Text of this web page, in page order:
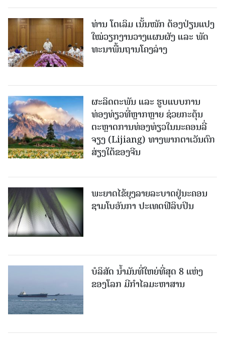
ທ່ານ ໂຕ​ເລິມ ເນັ້ນໜັກ ຕ້ອງ​ປ່ຽນ​ແປງ​
ໃໝ່​ວຽກ​ງານ​ວາງ​ແຜນ​ຜັງ ແລະ ​ພັດ​
ທະ​ນາ​ພື້ນ​ຖານ​ໂຄງ​ລ່າງ
ຜະລິດຕະພັນ ແລະ ຮູບແບບການ
ທ່ອງທ່ຽວທີ່ຫຼາກຫຼາຍ ຊ່ວຍກະຕຸ້ນ
ຕະຫຼາດການທ່ອງທ່ຽວໃນນະຄອນລີ່
ຈຽງ (Lijiang) ທາງພາກຕາເວັນຕົກ
ສ່ຽງໃຕ້ຂອງຈີນ
ພະຍາດໄຂ້ຍຸງລາຍລະບາດຢູ່ນະຄອນ
ຊາມໂບ​ອັນກາ ປະເທດຟີລິບປິນ
ບໍລິສັດ ນ້ຳມັນທີ່ໃຫຍ່ທີ່ສຸດ 8 ແຫ່ງ
ຂອງໂລກ ມີກຳໄລມະຫາສານ